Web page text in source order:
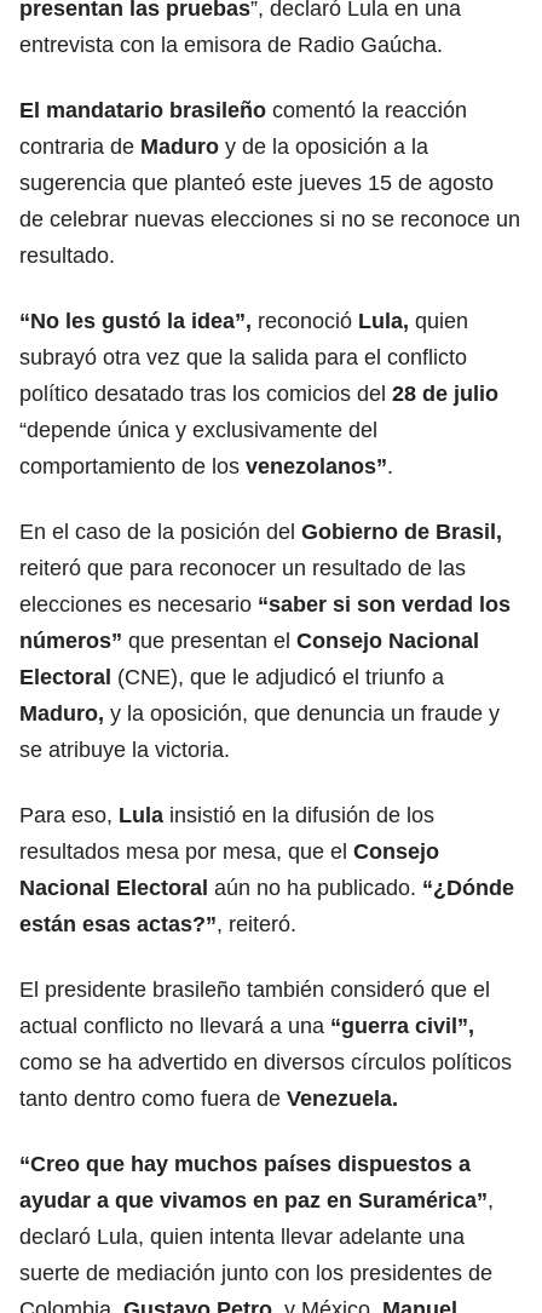
presentan las pruebas”, declaró Lula en una
entrevista con la emisora de Radio Gaúcha.
El mandatario brasileño comentó la reacción
contraria de Maduro y de la oposición a la
sugerencia que planteó este jueves 15 de agosto
de celebrar nuevas elecciones si no se reconoce un
resultado.
“No les gustó la idea”, reconoció Lula, quien
subrayó otra vez que la salida para el conflicto
político desatado tras los comicios del 28 de julio
“depende única y exclusivamente del
comportamiento de los venezolanos”.
En el caso de la posición del Gobierno de Brasil,
reiteró que para reconocer un resultado de las
elecciones es necesario “saber si son verdad los
números” que presentan el Consejo Nacional
Electoral (CNE), que le adjudicó el triunfo a
Maduro, y la oposición, que denuncia un fraude y
se atribuye la victoria.
Para eso, Lula insistió en la difusión de los
resultados mesa por mesa, que el Consejo
Nacional Electoral aún no ha publicado. “¿Dónde
están esas actas?”, reiteró.
El presidente brasileño también consideró que el
actual conflicto no llevará a una “guerra civil”,
como se ha advertido en diversos círculos políticos
tanto dentro como fuera de Venezuela.
“Creo que hay muchos países dispuestos a
ayudar a que vivamos en paz en Suramérica”,
declaró Lula, quien intenta llevar adelante una
suerte de mediación junto con los presidentes de